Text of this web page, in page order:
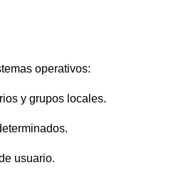
operativos:
y grupos locales.
usuario.